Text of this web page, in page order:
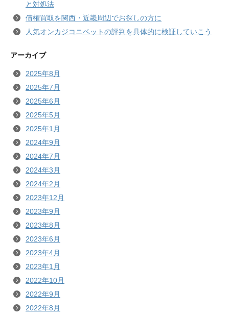
と対処法
債権買取を関西・近畿周辺でお探しの方に
人気オンカジコニベットの評判を具体的に検証していこう
アーカイブ
2025年8月
2025年7月
2025年6月
2025年5月
2025年1月
2024年9月
2024年7月
2024年3月
2024年2月
2023年12月
2023年9月
2023年8月
2023年6月
2023年4月
2023年1月
2022年10月
2022年9月
2022年8月